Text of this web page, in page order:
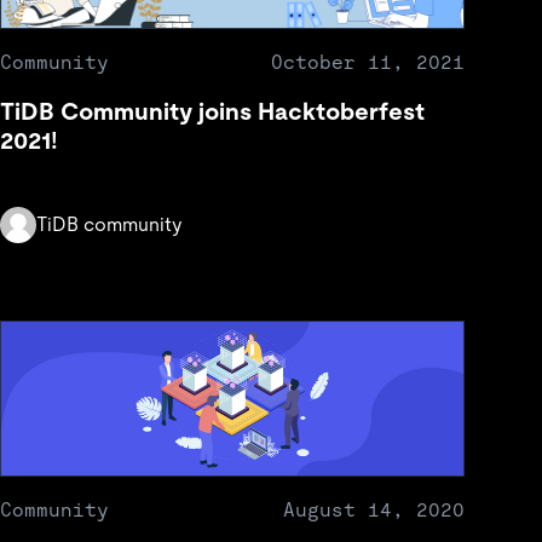
Community October 11, 2021
TiDB Community joins Hacktoberfest
2021!
TiDB community
Community August 14, 2020